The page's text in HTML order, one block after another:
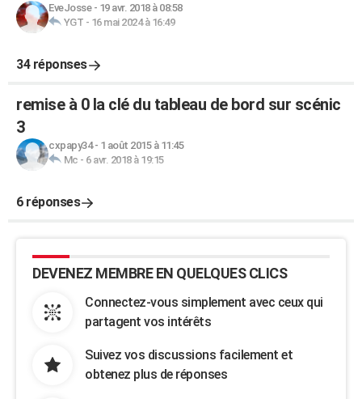
EveJosse- 19 avr. 2018 à 08:58
YGT - 16 mai 2024 à 16:49
34 réponses
remise à 0 la clé du tableau de bord sur scénic
3
cxpapy34- 1 août 2015 à 11:45
Mc - 6 avr. 2018 à 19:15
6 réponses
DEVENEZ MEMBRE EN QUELQUES CLICS
Connectez-vous simplement avec ceux qui
partagent vos intérêts
Suivez vos discussions facilement et
obtenez plus de réponses